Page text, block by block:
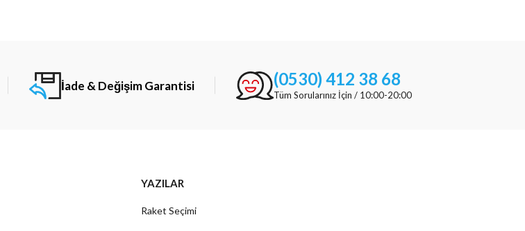
İade & Değişim Garantisi (0530) 412 38 68
Tüm Sorularınız İçin / 10:00-20:00
YAZILAR
Raket Seçimi